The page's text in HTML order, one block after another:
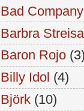
Bad Company
Barbra
Baron Rojo (3)
Billy Idol (4)
Björk (10)